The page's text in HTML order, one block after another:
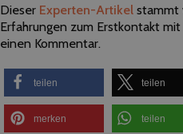
Dieser Experten-Artikel stammt
Erfahrungen zum Erstkontakt
einen Kommentar.
teilen teilen
merken teilen